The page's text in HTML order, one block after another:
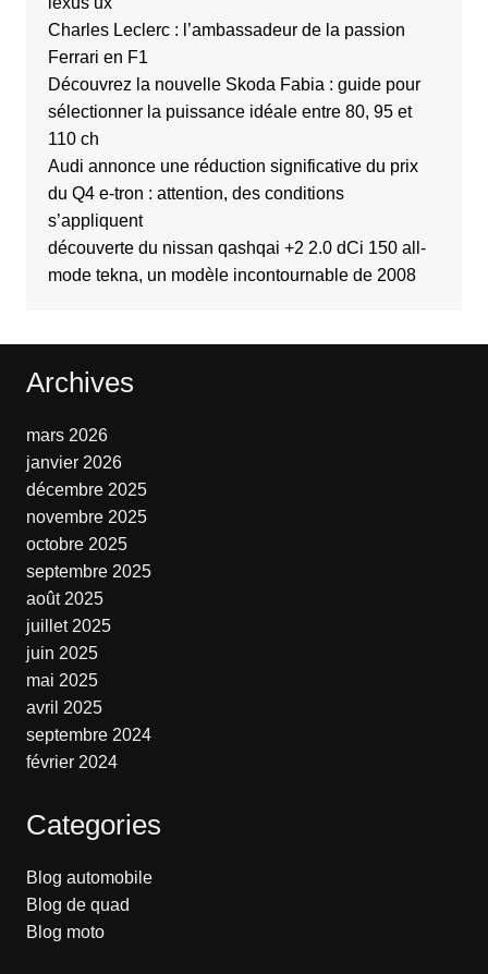
Charles Leclerc : l’ambassadeur de la passion
Ferrari en F1
Découvrez la nouvelle Skoda Fabia : guide pour
sélectionner la puissance idéale entre 80, 95 et
110 ch
Audi annonce une réduction significative du prix
du Q4 e-tron : attention, des conditions
s’appliquent
découverte du nissan qashqai +2 2.0 dCi 150 all-
mode tekna, un modèle incontournable de 2008
Archives
mars 2026
janvier 2026
décembre 2025
novembre 2025
octobre 2025
septembre 2025
août 2025
juillet 2025
juin 2025
mai 2025
avril 2025
septembre 2024
février 2024
Categories
Blog automobile
Blog de quad
Blog moto